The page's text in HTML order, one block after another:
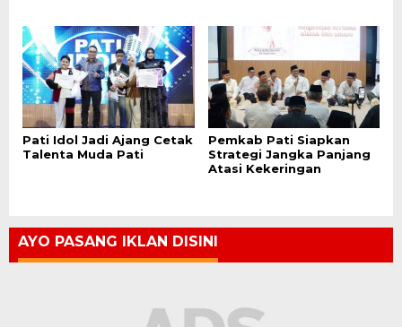
Pati Idol Jadi Ajang Cetak
Talenta Muda Pati
Pemkab Pati Siapkan
Strategi Jangka Panjang
Atasi Kekeringan
AYO PASANG IKLAN DISINI